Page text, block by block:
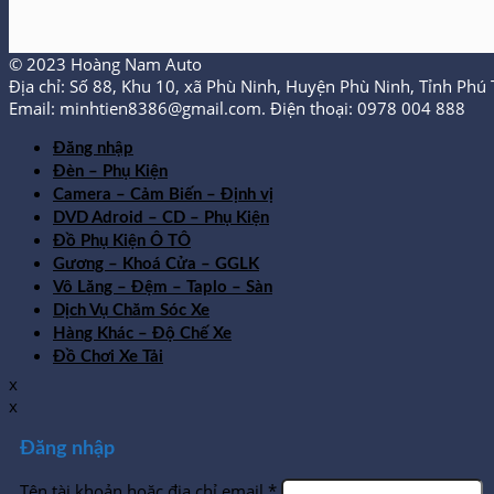
© 2023 Hoàng Nam Auto
Địa chỉ: Số 88, Khu 10, xã Phù Ninh, Huyện Phù Ninh, Tỉnh Phú
Email: minhtien8386@gmail.com. Điện thoại: 0978 004 888
Đăng nhập
Đèn – Phụ Kiện
Camera – Cảm Biến – Định vị
DVD Adroid – CD – Phụ Kiện
Đồ Phụ Kiện Ô TÔ
Gương – Khoá Cửa – GGLK
Vô Lăng – Đệm – Taplo – Sàn
Dịch Vụ Chăm Sóc Xe
Hàng Khác – Độ Chế Xe
Đồ Chơi Xe Tải
x
x
Đăng nhập